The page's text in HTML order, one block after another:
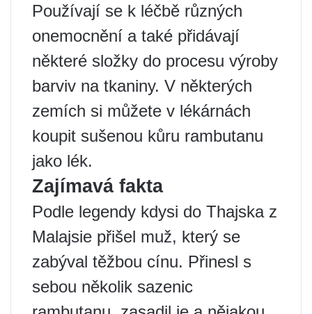
Používají se k léčbě různých
onemocnění a také přidávají
některé složky do procesu výroby
barviv na tkaniny. V některých
zemích si můžete v lékárnách
koupit sušenou kůru rambutanu
jako lék.
Zajímavá fakta
Podle legendy kdysi do Thajska z
Malajsie přišel muž, který se
zabýval těžbou cínu. Přinesl s
sebou několik sazenic